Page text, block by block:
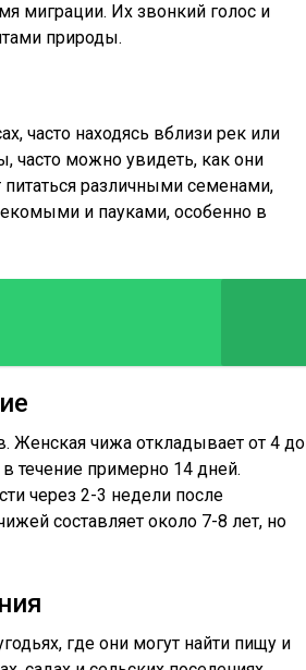
миграции. Их звонкий голос и
природы.
часто находясь вблизи рек или
часто можно увидеть, как они
различными семенами,
и пауками, особенно в
Женская чижа откладывает от 4 до
течение примерно 14 дней.
через 2-3 недели после
составляет около 7-8 лет, но
где они могут найти пищу и